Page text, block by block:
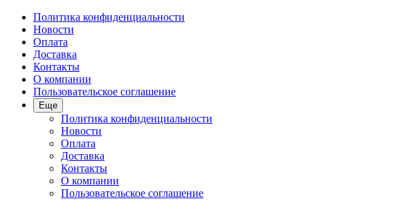
Политика конфиденциальности
Новости
Оплата
Доставка
Контакты
О компании
Пользовательское соглашение
Еще
Политика конфиденциальности
Новости
Оплата
Доставка
Контакты
О компании
Пользовательское соглашение